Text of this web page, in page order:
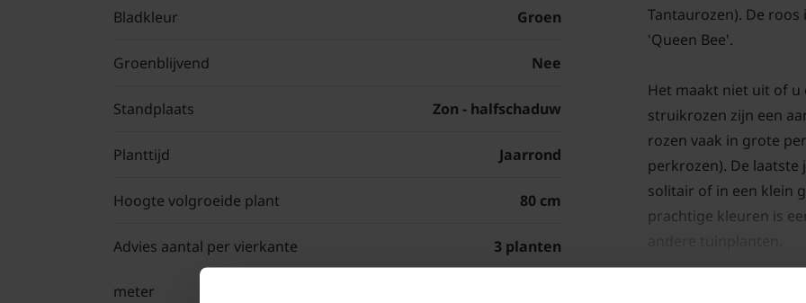
Bladkleur Groen
Groenblijvend Nee
Standplaats Zon - halfschaduw
Planttijd Jaarrond
Hoogte volgroeide plant 80 cm
Advies aantal per vierkante
meter
3 planten
Tantaurozen). De
'Queen Bee'.
Het maakt niet uit of
struikrozen zijn een
rozen vaak in grote
perkrozen). De laatste
solitair of in een klein
prachtige kleuren is